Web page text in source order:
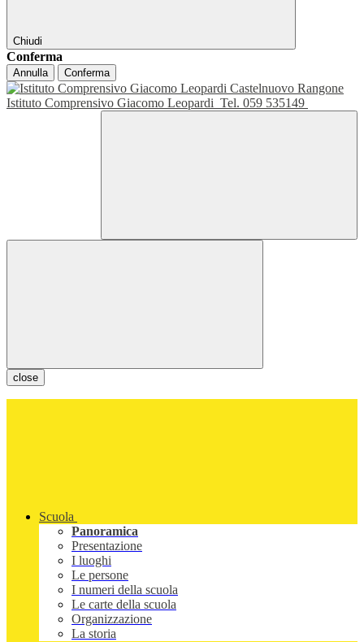
Chiudi
Conferma
Annulla Conferma
Istituto Comprensivo Giacomo Leopardi Tel. 059 535149
close
Scuola
Panoramica
Presentazione
I luoghi
Le persone
I numeri della scuola
Le carte della scuola
Organizzazione
La storia